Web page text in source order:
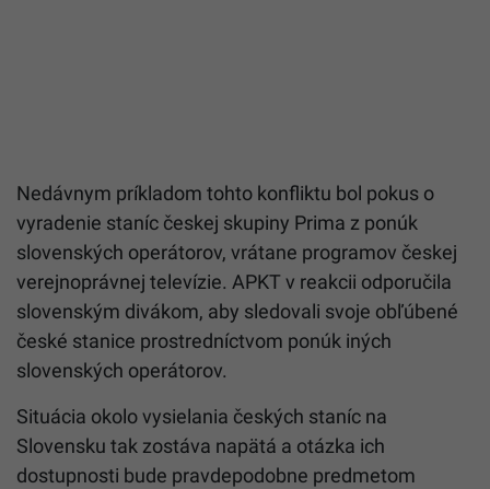
Nedávnym príkladom tohto konfliktu bol pokus o
vyradenie staníc českej skupiny Prima z ponúk
slovenských operátorov, vrátane programov českej
verejnoprávnej televízie. APKT v reakcii odporučila
slovenským divákom, aby sledovali svoje obľúbené
české stanice prostredníctvom ponúk iných
slovenských operátorov.
Situácia okolo vysielania českých staníc na
Slovensku tak zostáva napätá a otázka ich
dostupnosti bude pravdepodobne predmetom